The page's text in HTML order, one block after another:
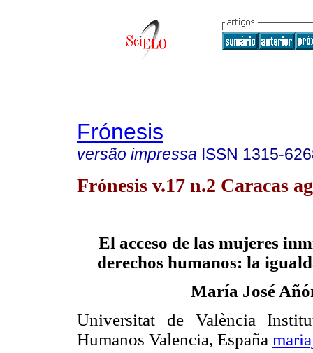
Frónesis
versão impressa ISSN 1315-
Frónesis v.17 n.2 Caracas
El acceso de las mujeres
derechos humanos: la
María José
Universitat de València
Humanos Valencia, España